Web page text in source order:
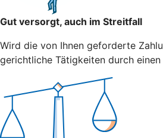
Gut versorgt, auch im Streitfall
Wird die von Ihnen geforderte
gerichtliche Tätigkeiten durch